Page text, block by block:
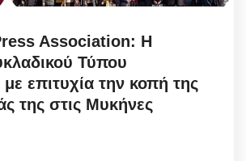
Association: Η
Τύπου
επιτυχία την κοπή της
της στις Μυκήνες